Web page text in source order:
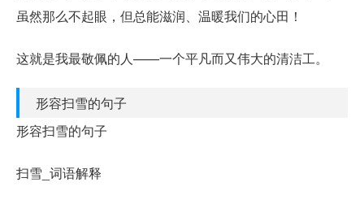
虽然那么不起眼，但总能滋润、温暖我们的心田！
这就是我最敬佩的人——一个平凡而又伟大的清洁工。
形容扫雪的句子
形容扫雪的句子
扫雪_词语解释